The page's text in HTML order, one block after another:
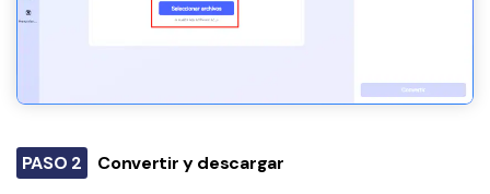
PASO 2 Convertir y descargar